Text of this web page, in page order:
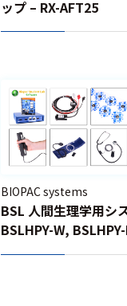
ップ – RX-AFT25
BIOPAC systems
BSL 人間生理学用シ
BSLHPY-W,